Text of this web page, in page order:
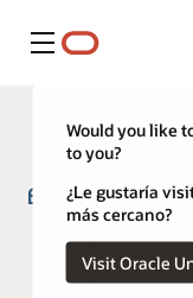
Menú
Would you like
to you?
¿Le gustaría
más cercano?
Un
a los